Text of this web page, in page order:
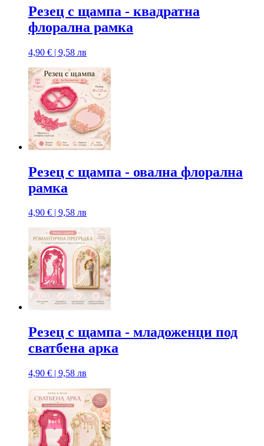
Резец с щампa - квадратна
флорална рамка
4,90 € | 9,58 лв
Резец с щампa - овална флорална
рамка
4,90 € | 9,58 лв
Резец с щампa - младоженци под
сватбена арка
4,90 € | 9,58 лв